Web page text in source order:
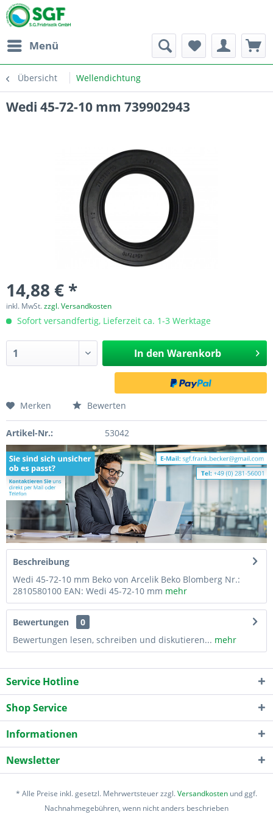
Menü
Übersicht Wellendichtung
Wedi 45-72-10 mm 739902943
14,88 € *
inkl. MwSt.zzgl. Versandkosten
Sofort versandfertig, Lieferzeit ca. 1-3 Werktage
In den Warenkorb
Merken Bewerten
Artikel-Nr.: 53042
Beschreibung
Wedi 45-72-10 mm Beko von Arcelik Beko Blomberg Nr.:
2810580100 EAN: Wedi 45-72-10 mm mehr
Bewertungen
0
Bewertungen lesen, schreiben und diskutieren... mehr
Service Hotline
Shop Service
Informationen
Newsletter
* Alle Preise inkl. gesetzl. Mehrwertsteuer zzgl.Versandkosten und ggf.
Nachnahmegebühren, wenn nicht anders beschrieben